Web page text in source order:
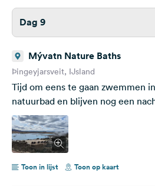
Dag 9
Mývatn Nature Baths
Þingeyjarsveit, IJsland
Tijd om eens te gaan zwemmen
natuurbad en blijven nog een
Toon in lijst Toon op kaart